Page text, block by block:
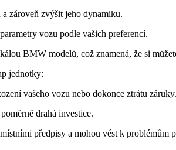
zároveň zvýšit jeho dynamiku.
vozu podle vašich preferencí.
BMW modelů, což znamená, že si
jednotky:
vašeho vozu nebo dokonce ztrátu záruky.
drahá investice.
předpisy a mohou vést k problémům